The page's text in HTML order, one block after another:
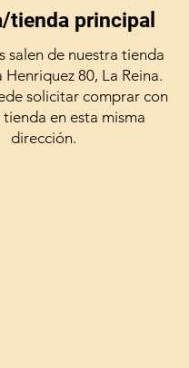
tienda principal
salen de nuestra tienda
80, La Reina.
solicitar comprar con
en esta misma
dirección.